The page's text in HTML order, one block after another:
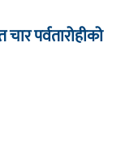
पर्वतारोहीको